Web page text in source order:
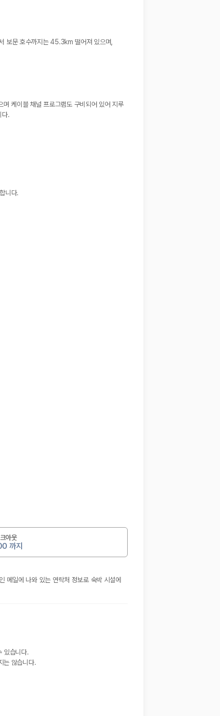
보문 호수까지는 45.3km 떨어져 있으며,
케이블 채널 프로그램도 구비되어 있어 지루
다.
니다.
아웃
까지
일에 나와 있는 연락처 정보로 숙박 시설에
있습니다.
는 않습니다.